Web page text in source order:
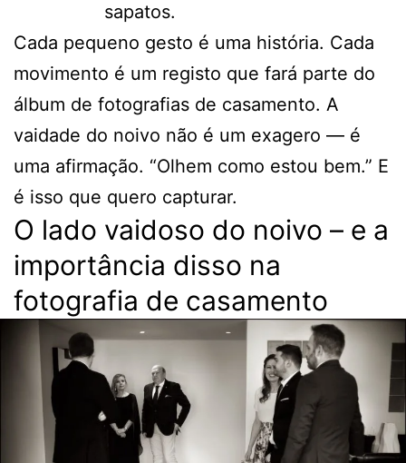
sapatos.
Cada pequeno gesto é uma história. Cada
movimento é um registo que fará parte do
álbum de fotografias de casamento. A
vaidade do noivo não é um exagero — é
uma afirmação. “Olhem como estou bem.” E
é isso que quero capturar.
O lado vaidoso do noivo – e a
importância disso na
fotografia de casamento